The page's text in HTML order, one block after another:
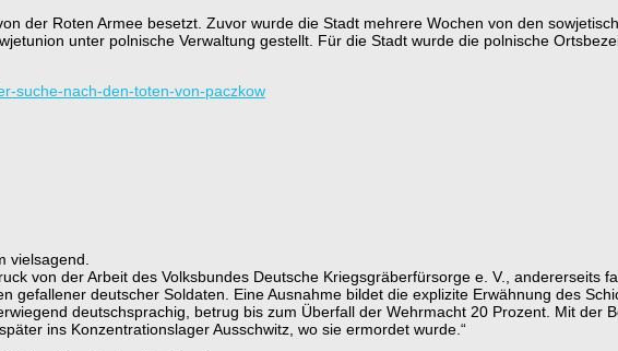
der Roten Armee besetzt. Zuvor wurde die Stadt mehrere Wochen von den
unter polnische Verwaltung gestellt. Für die Stadt wurde die polnische
suche-nach-den-toten-von-paczkow
vielsagend.
von der Arbeit des Volksbundes Deutsche Kriegsgräberfürsorge e. V., andererseits
gefallener deutscher Soldaten. Eine Ausnahme bildet die explizite Erwähnung des
deutschsprachig, betrug bis zum Überfall der Wehrmacht 20 Prozent. Mit
ins Konzentrationslager Ausschwitz, wo sie ermordet wurde.“